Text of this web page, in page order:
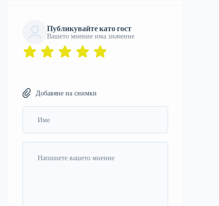
Публикувайте като гост
Вашето мнение има значение
Добавяне на снимки